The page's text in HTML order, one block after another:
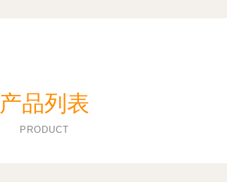
产品列表
PRODUCT